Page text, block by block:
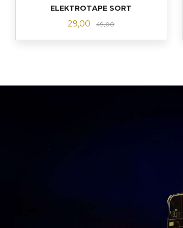
ELEKTROTAPE SORT
Tilbud
29,00 49,00Rabatt